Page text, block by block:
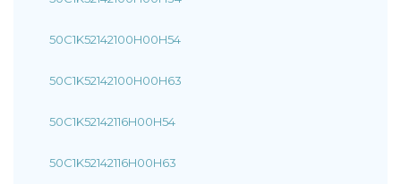
50C1K52142100H00H54
50C1K52142100H00H63
50C1K52142116H00H54
50C1K52142116H00H63